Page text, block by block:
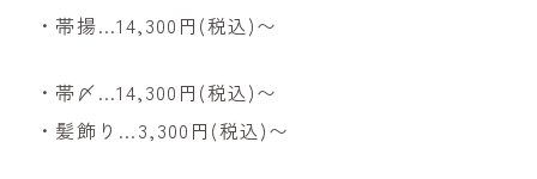
・帯揚…14,300円(税込)〜
・帯〆…14,300円(税込)〜
・髪飾り…3,300円(税込)〜